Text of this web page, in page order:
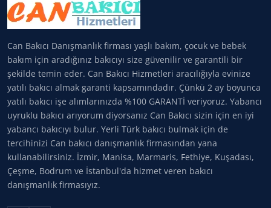
Can Bakıcı Danışmanlık firması yaşlı bakım, çocuk ve bebek
bakım için aradığınız bakıcıyı size güvenilir ve garantili bir
şekilde temin eder. Can Bakıcı Hizmetleri aracılığıyla evinize
yatılı bakıcı almak garanti kapsamındadır. Çünkü 2 ay boyunca
yatılı bakıcı işe alımlarınızda %100 GARANTİ veriyoruz. Yabancı
uyruklu bakıcı arıyorum diyorsanız Can Bakıcı sizin için en iyi
yabancı bakıcıyı bulur. Yerli Türk bakıcı bulmak için de
tercihinizi Can bakıcı danışmanlık firmasından yana
kullanabilirsiniz. İzmir, Manisa, Marmaris, Fethiye, Kuşadası,
Çeşme, Bodrum ve İstanbul'da hizmet veren bakıcı
danışmanlık firmasıyız.